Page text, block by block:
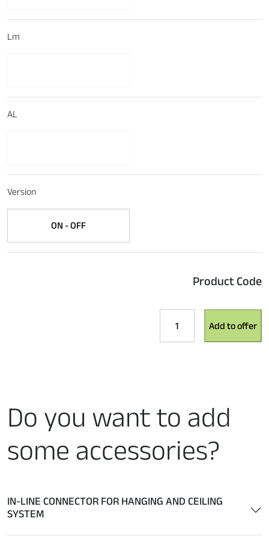
Lm
AL
Version
ON - OFF
Product Code
PLUS
H90
TUNABLE
MONOEMISSION
HANGING
Add to offer
Do you want to add
some accessories?
IN-LINE CONNECTOR FOR HANGING AND CEILING
SYSTEM